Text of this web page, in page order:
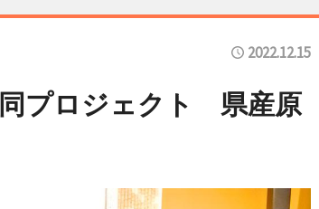
2022.12.15
プロジェクト 県産原